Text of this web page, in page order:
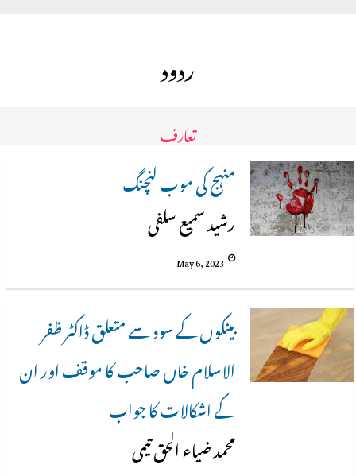
ردود
تعارف
منہج کی موب لنچنگ
رشید سمیع سلفی
May 6, 2023
بینکوں کے سود سے متعلق ڈاکٹر ظفر
الاسلام خاں صاحب کا موقف اور ان
کے اشکالات کا جواب
محمد ضیاء الحق تیمی